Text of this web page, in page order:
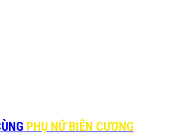
PHỤ NỮ BIÊN CƯƠNG